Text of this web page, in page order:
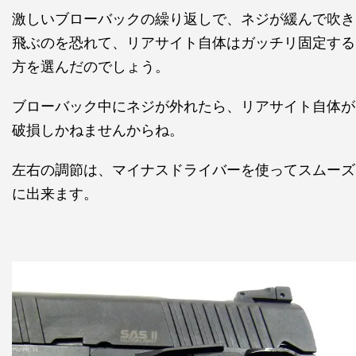
激しいブローバックの繰り返しで、ネジが緩んで吹き
飛ぶのを恐れて、リアサイト自体はガッチリ固定する
方を選んだのでしょう。
ブローバック中にネジが外れたら、リアサイト自体が
破損しかねませんからね。
左右の調節は、マイナスドライバーを使ってスムーズ
に出来ます。